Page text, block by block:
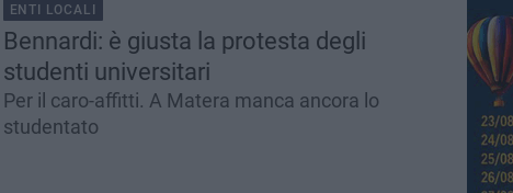
ENTI LOCALI
Bennardi: è giusta la protesta degli
studenti universitari
Per il caro-affitti. A Matera manca ancora lo
studentato